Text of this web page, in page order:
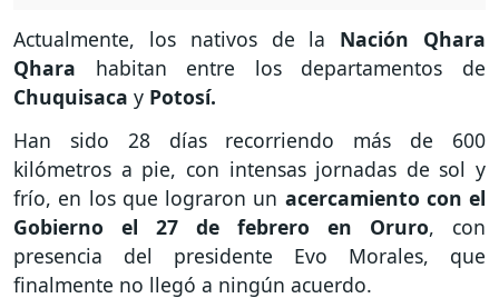
Actualmente, los nativos de la Nación Qhara
Qhara habitan entre los departamentos de
Chuquisaca y Potosí.
Han sido 28 días recorriendo más de 600
kilómetros a pie, con intensas jornadas de sol y
frío, en los que lograron un acercamiento con el
Gobierno el 27 de febrero en Oruro, con
presencia del presidente Evo Morales, que
finalmente no llegó a ningún acuerdo.